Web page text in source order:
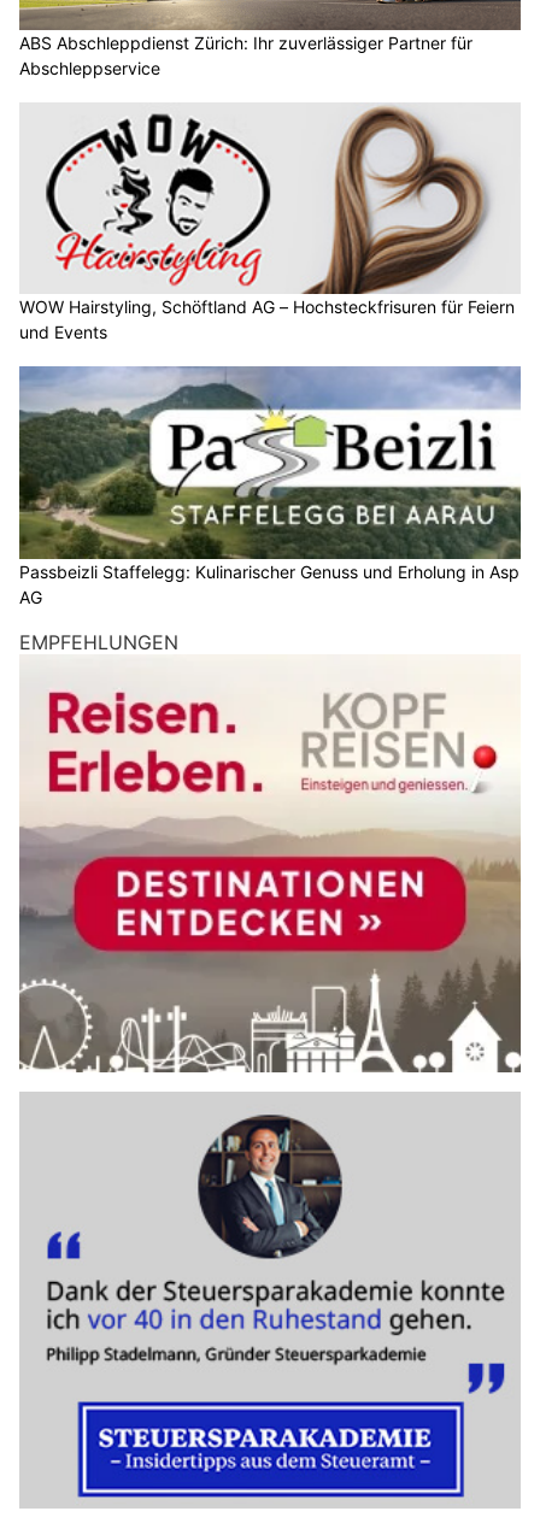
ABS Abschleppdienst Zürich: Ihr zuverlässiger Partner für
Abschleppservice
WOW Hairstyling, Schöftland AG – Hochsteckfrisuren für Feiern
und Events
Passbeizli Staffelegg: Kulinarischer Genuss und Erholung in Asp
AG
EMPFEHLUNGEN